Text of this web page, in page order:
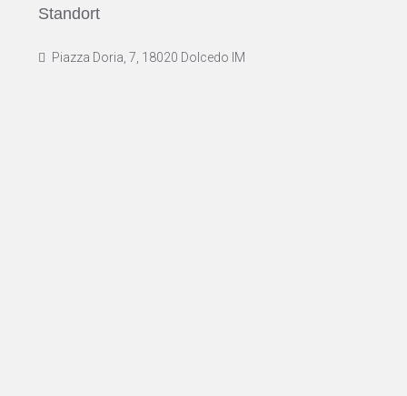
Standort
Piazza Doria, 7, 18020 Dolcedo IM